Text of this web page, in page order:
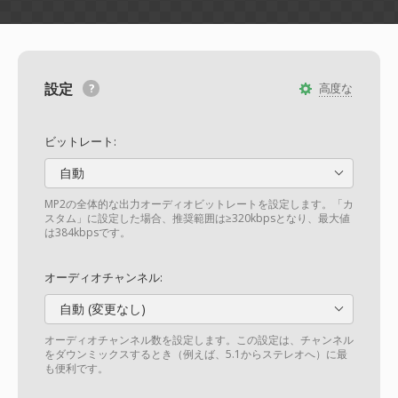
高度な
設定
ビットレート:
自動
MP2の全体的な出力オーディオビットレートを設定します。「カ
スタム」に設定した場合、推奨範囲は≥320kbpsとなり、最大値
は384kbpsです。
オーディオチャンネル:
自動 (変更なし)
オーディオチャンネル数を設定します。この設定は、チャンネル
をダウンミックスするとき（例えば、5.1からステレオへ）に最
も便利です。